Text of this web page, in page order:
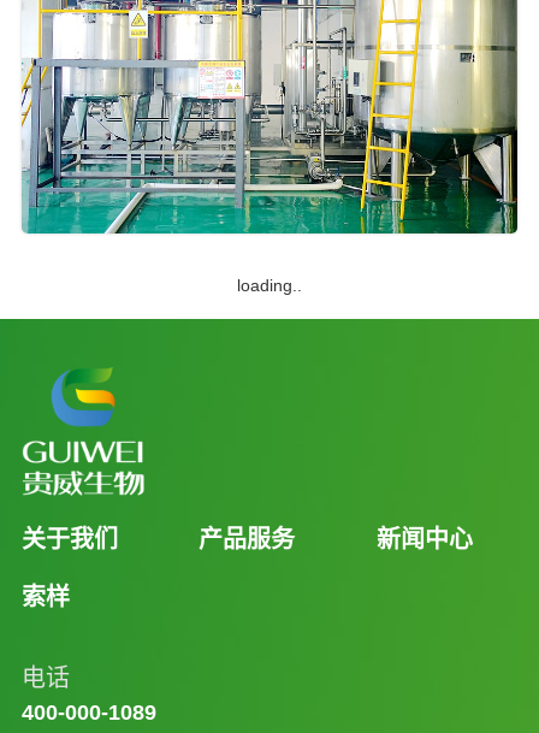
loading..
关于我们 产品服务 新闻中心
索样
电话
400-000-1089